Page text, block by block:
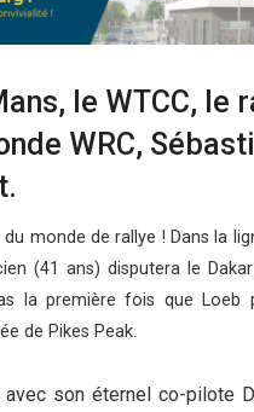
le WTCC, le
WRC,
monde de rallye ! Dans la
(41 ans) disputera le
la première fois que
de Pikes Peak.
son éternel co-pilote